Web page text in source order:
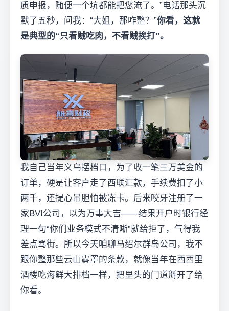
质申报，随便一个坑都能把您淹了。”电话那头沉
默了五秒，问我：“大姐，那咋整？”你看，这就
是典型的“只看贼吃肉，不看贼挨打”。
我自己当年义乌摆档口，为了收一笔三万美金的
订单，硬是让客户走了西联汇款，手续费扣了小
两千，还提心吊胆怕被冻卡。后来咬牙注册了一
家BVI公司，以为万事大吉——结果开户时银行经
理一句“你们业务模式不清晰”就给拒了，气得我
差点骂街。所以今天咱聊马绍尔群岛公司，我不
跟你整那些云山雾罩的条款，就像当年在西西里
酒楼吃海鲜大排档一样，把里头的门道掰开了给
你看。